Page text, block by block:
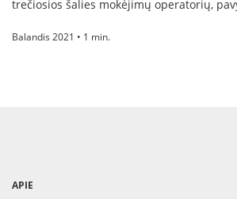
trečiosios šalies mokėjimų operatorių,
Balandis 2021 • 1 min.
APIE